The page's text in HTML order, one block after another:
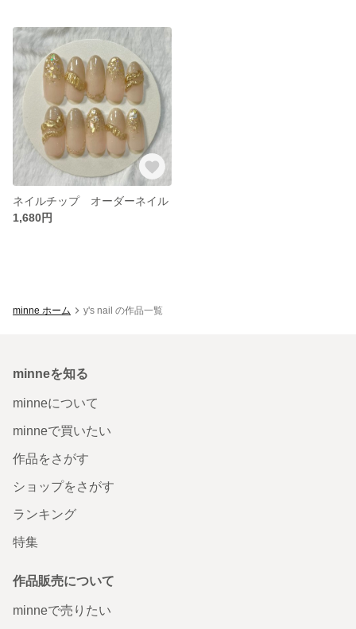
ネイルチップ オーダーネイル
1,680円
minne ホーム y's nail の作品一覧
minneを知る
minneについて
minneで買いたい
作品をさがす
ショップをさがす
ランキング
特集
作品販売について
minneで売りたい